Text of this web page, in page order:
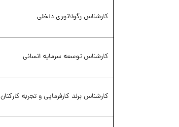
کارشناس رگولاتوری داخلی
کارشناس توسعه سرمایه انسانی
کارشناس برند کارفرمایی و تجربه کارکنان